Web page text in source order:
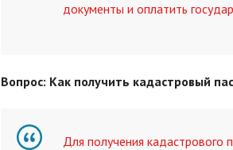
документы и оплатить
Вопрос: Как получить кадастровый
Для получения кадастрового